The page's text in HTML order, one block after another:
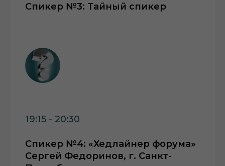
Спикер №3: Тайный спикер
19:15 - 20:30
Спикер №4: «Хедлайнер форума»
Сергей Федоринов, г. Санкт-